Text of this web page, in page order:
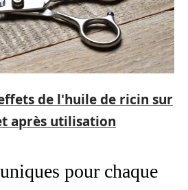
de l'huile de ricin sur
après utilisation
pour chaque